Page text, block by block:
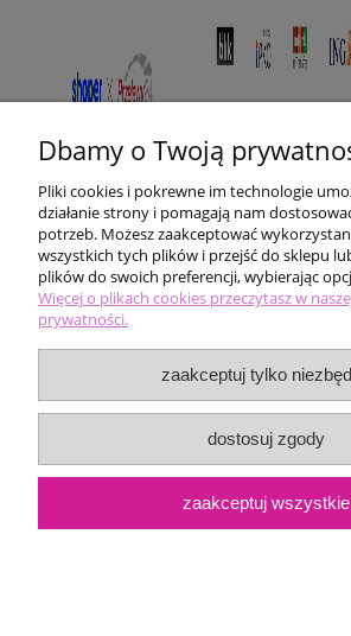
Pomoc
Moje konto
Płatności i dostawa
Informacje
O nas
Dbamy o Twoją
Pliki cookies i pokrewne im technologie
działanie strony i pomagają nam
potrzeb. Możesz zaakceptować
wszystkich tych plików i przejść do sklepu
plików do swoich preferencji, wybierając
Więcej o plikach cookies przeczytasz w
prywatności.
zaakceptuj tylko
dostosuj zgody
zaakceptuj wszystkie